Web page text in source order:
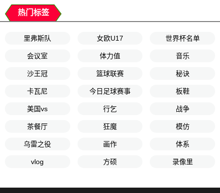
热门标签
里弗斯队 女欧U17 世界杯名单
会议室 体力值 音乐
沙王冠 篮球联赛 秘诀
卡瓦尼 今日足球赛事 板鞋
美国vs 行乞 战争
茶餐厅 狂魔 模仿
乌雷之役 画作 体系
vlog 方硕 录像里